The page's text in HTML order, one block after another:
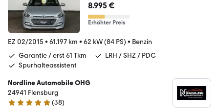
8.995 €
Erhöhter Preis
EZ 02/2015 • 61.197 km • 62 kW (84 PS) • Benzin
Garantie / erst 61 Tkm
LRH / SHZ / PDC
Spurhalteassistent
Nordline Automobile OHG
24941 Flensburg
4.9 Sterne
(38)